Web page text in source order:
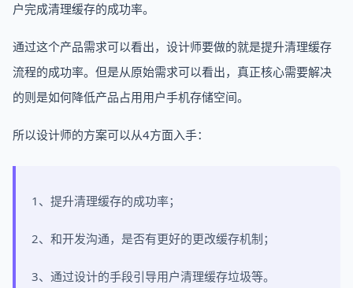
户完成清理缓存的成功率。
通过这个产品需求可以看出，设计师要做的就是提升清理缓存
流程的成功率。但是从原始需求可以看出，真正核心需要解决
的则是如何降低产品占用用户手机存储空间。
所以设计师的方案可以从4方面入手：
1、提升清理缓存的成功率；
2、和开发沟通，是否有更好的更改缓存机制；
3、通过设计的手段引导用户清理缓存垃圾等。